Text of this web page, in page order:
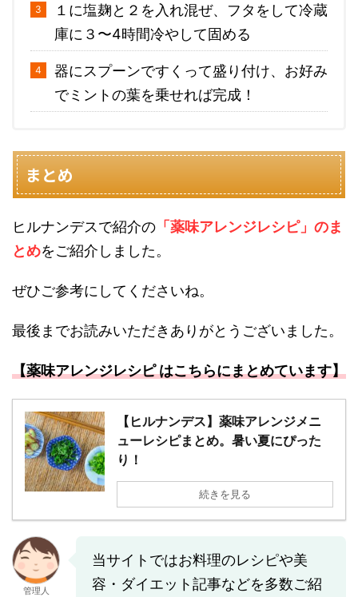
１に塩麹と２を入れ混ぜ、フタをして冷蔵
庫に３〜4時間冷やして固める
器にスプーンですくって盛り付け、お好み
でミントの葉を乗せれば完成！
まとめ
ヒルナンデスで紹介の 「薬味アレンジレシピ」のま
とめをご紹介しました。
ぜひご参考にしてくださいね。
最後までお読みいただきありがとうございました。
【薬味アレンジレシピ はこちらにまとめています】
【ヒルナンデス】薬味アレンジメニ
ューレシピまとめ。暑い夏にぴった
り！
続きを見る
管理人
当サイトではお料理のレシピや美
容・ダイエット記事などを多数ご紹